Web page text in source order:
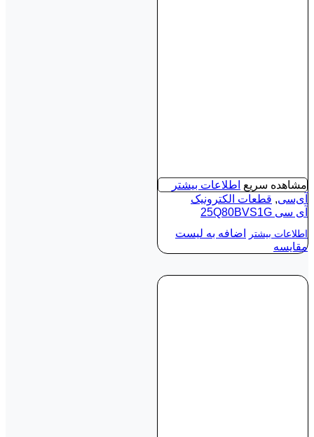
مشاهده سریع اطلاعات بیشتر
آی‌سی, قطعات الکترونیک
آی‌ سی 25Q80BVS1G
اطلاعات بیشتر
اضافه به لیست
مقایسه